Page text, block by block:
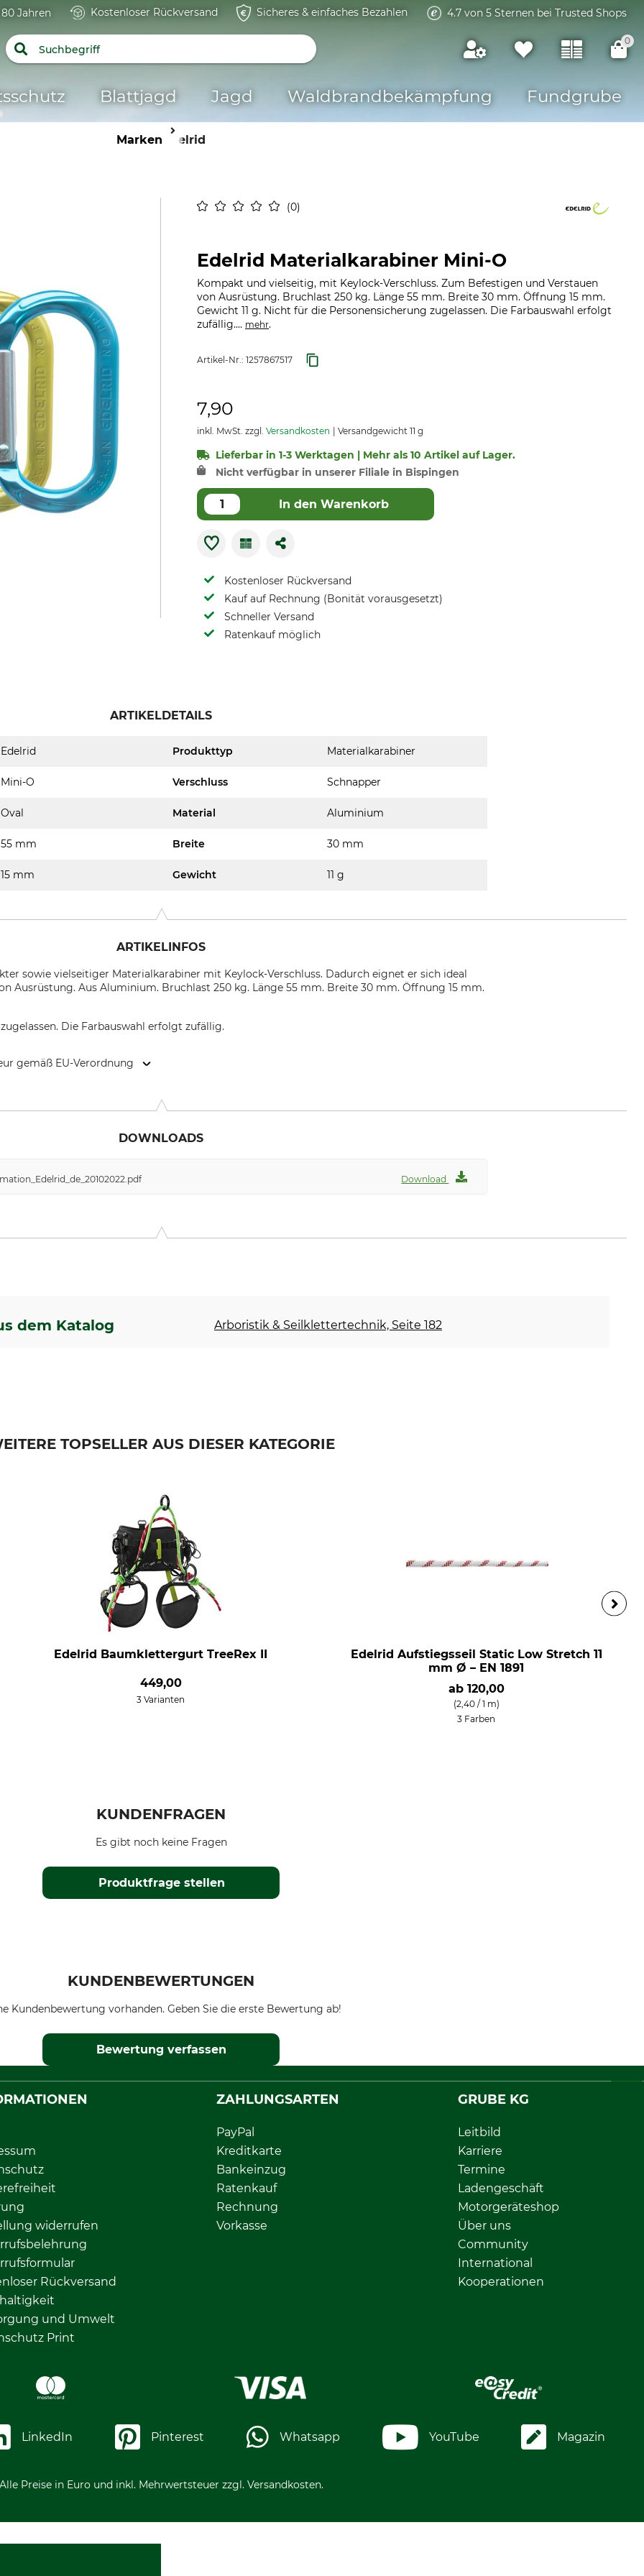
Jahren Kostenloser Rückversand Sicheres & einfaches Bezahlen 4.7 von 5 Sternen bei Trusted Shops
0
Blattjagd Jagd Waldbrandbekämpfung Fundgrube
Marken Edelrid
0
Edelrid Materialkarabiner Mini-O
Kompakt und vielseitig, mit Keylock-Verschluss. Zum Befestigen und Verstauen
von Ausrüstung. Bruchlast 250 kg. Länge 55 mm. Breite 30 mm. Öffnung 15 mm.
Gewicht 11 g. Nicht für die Personensicherung zugelassen. Die Farbauswahl erfolgt
zufällig.... mehr.
Artikel-Nr.: 1257867517
7,90
inkl. MwSt. zzgl. Versandkosten Versandgewicht 11 g
Lieferbar in 1-3 Werktagen | Mehr als 10 Artikel auf Lager.
Nicht verfügbar in unserer Filiale in Bispingen
In den Warenkorb
Kostenloser Rückversand
Kauf auf Rechnung (Bonität vorausgesetzt)
Schneller Versand
Ratenkauf möglich
ARTIKELDETAILS
Edelrid Produkttyp Materialkarabiner
Mini-O Verschluss Schnapper
Oval Material Aluminium
55 mm Breite 30 mm
15 mm Gewicht 11 g
ARTIKELINFOS
sowie vielseitiger Materialkarabiner mit Keylock-Verschluss. Dadurch eignet er sich ideal
Ausrüstung. Aus Aluminium. Bruchlast 250 kg. Länge 55 mm. Breite 30 mm. Öffnung 15 mm.
Die Farbauswahl erfolgt zufällig.
gemäß EU-Verordnung
DOWNLOADS
Download
dem Katalog Arboristik & Seilklettertechnik, Seite 182
TOPSELLER AUS DIESER KATEGORIE
Edelrid Baumklettergurt TreeRex II
449,00
3 Varianten
Edelrid Aufstiegsseil Static Low Stretch 11
mm Ø – EN 1891
ab 120,00
(2,40 / 1 m)
3 Farben
KUNDENFRAGEN
Produktfrage stellen
Es gibt noch keine Fragen
KUNDENBEWERTUNGEN
Kundenbewertung vorhanden. Geben Sie die erste Bewertung ab!
Bewertung verfassen
widerrufen
Rückversand
und Umwelt
Print
ZAHLUNGSARTEN
PayPal
Kreditkarte
Bankeinzug
Ratenkauf
Rechnung
Vorkasse
GRUBE KG
Leitbild
Karriere
Termine
Ladengeschäft
Motorgeräteshop
Über uns
Community
International
Kooperationen
LinkedIn Pinterest Whatsapp YouTube Magazin
Preise in Euro und inkl. Mehrwertsteuer zzgl. Versandkosten.